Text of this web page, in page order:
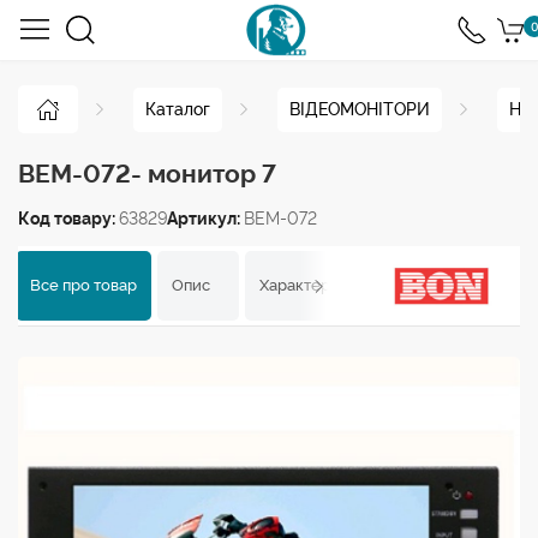
0
Каталог ВІДЕОМОНІТОРИ
BEM-072- монитор 7
Код товару:63829Артикул: BEM-072
Все про товар Опис Характеристики Відгуки